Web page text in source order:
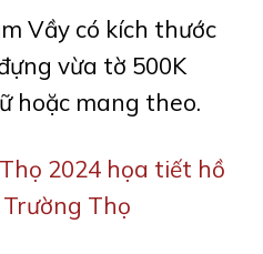
Vầy có kích thước
vừa tờ 500K
hoặc mang theo.
2024 họa tiết hồ
Thọ